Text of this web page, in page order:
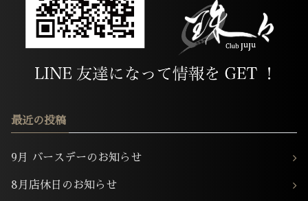
最近の投稿
9月 バースデーのお知らせ
8月店休日のお知らせ